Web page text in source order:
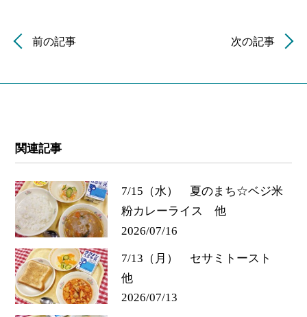
前の記事 次の記事
関連記事
7/15（水） 夏のまち☆ベジ米
粉カレーライス 他
2026/07/16
7/13（月） セサミトースト
他
2026/07/13